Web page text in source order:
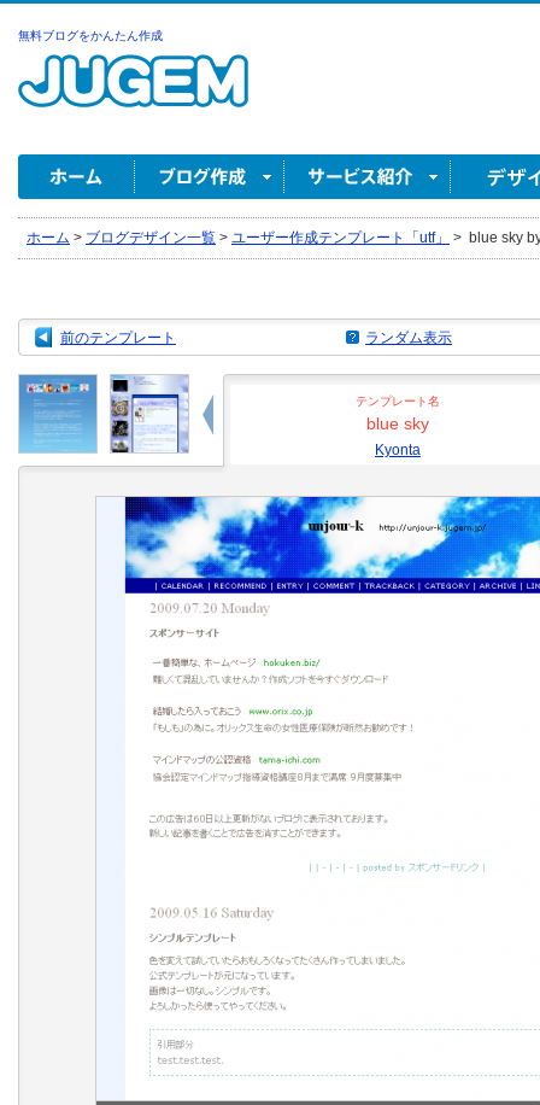
無料ブログをかんたん作成
ホーム > ブログデザイン一覧 > ユーザー作成テンプレート「utf」 > blue sky
前のテンプレート ランダム表示
テンプレート名
blue sky
Kyonta